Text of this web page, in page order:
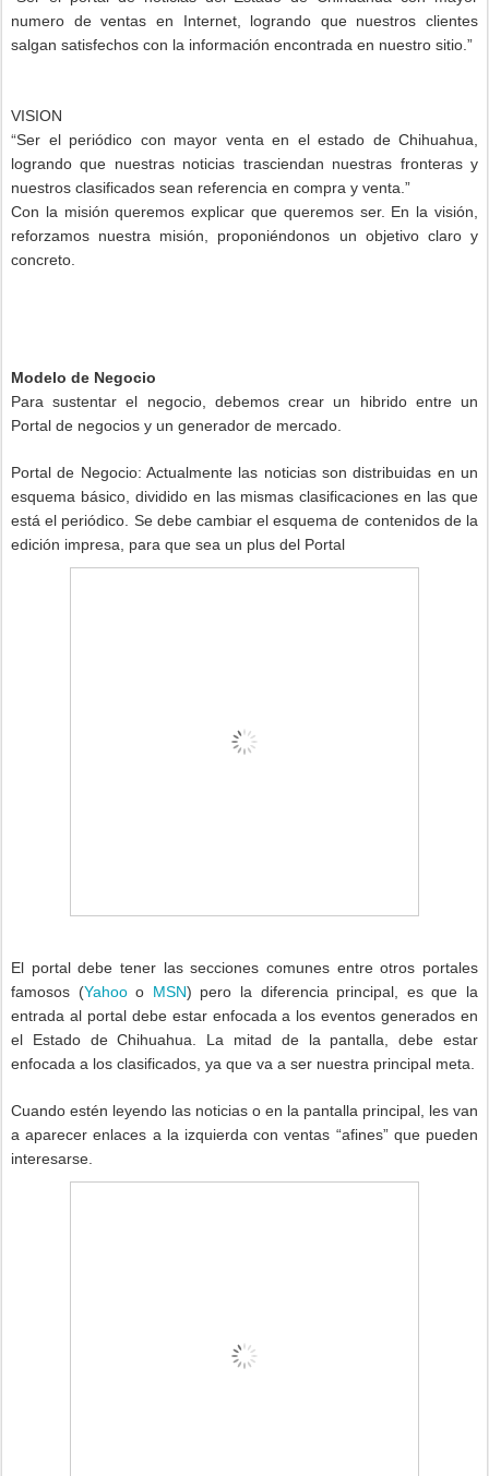
numero de ventas en Internet, logrando que nuestros clientes
salgan satisfechos con la información encontrada en nuestro sitio.”
VISION
“Ser el periódico con mayor venta en el estado de Chihuahua,
logrando que nuestras noticias trasciendan nuestras fronteras y
nuestros clasificados sean referencia en compra y venta.”
Con la misión queremos explicar que queremos ser. En la visión,
reforzamos nuestra misión, proponiéndonos un objetivo claro y
concreto.
Modelo de Negocio
Para sustentar el negocio, debemos crear un hibrido entre un
Portal de negocios y un generador de mercado.
Portal de Negocio: Actualmente las noticias son distribuidas en un
esquema básico, dividido en las mismas clasificaciones en las que
está el periódico. Se debe cambiar el esquema de contenidos de la
edición impresa, para que sea un plus del Portal
El portal debe tener las secciones comunes entre otros portales
famosos (Yahooo MSN) pero la diferencia principal, es que la
entrada al portal debe estar enfocada a los eventos generados en
el Estado de Chihuahua. La mitad de la pantalla, debe estar
enfocada a los clasificados, ya que va a ser nuestra principal meta.
Cuando estén leyendo las noticias o en la pantalla principal, les van
a aparecer enlaces a la izquierda con ventas “afines” que pueden
interesarse.